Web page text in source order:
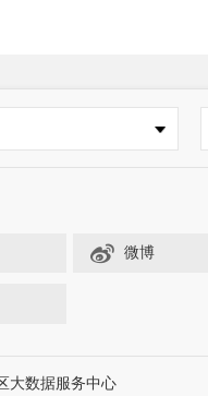
微博
大数据服务中心